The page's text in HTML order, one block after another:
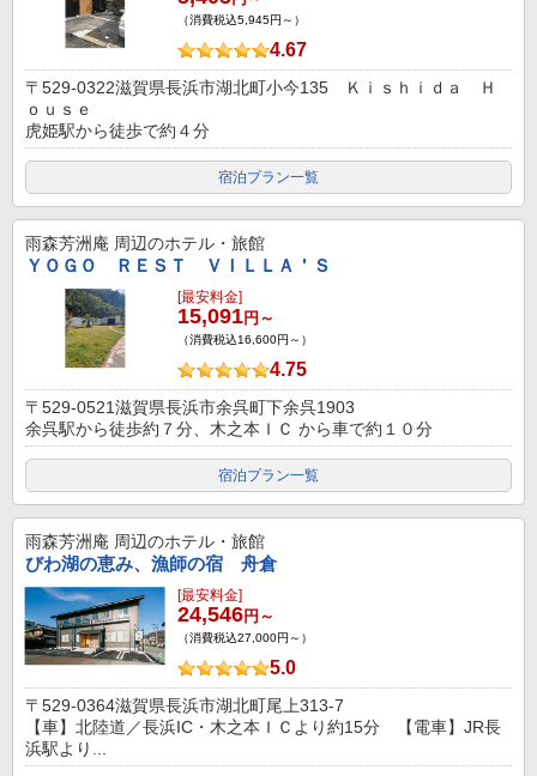
（消費税込5,945円～）
4.67
〒529-0322滋賀県長浜市湖北町小今135 Ｋｉｓｈｉｄａ Ｈ
ｏｕｓｅ
虎姫駅から徒歩で約４分
宿泊プラン一覧
雨森芳洲庵 周辺のホテル・旅館
ＹＯＧＯ ＲＥＳＴ ＶＩＬＬＡ＇Ｓ
[最安料金]
15,091円～
（消費税込16,600円～）
4.75
〒529-0521滋賀県長浜市余呉町下余呉1903
余呉駅から徒歩約７分、木之本ＩＣ から車で約１０分
宿泊プラン一覧
雨森芳洲庵 周辺のホテル・旅館
びわ湖の恵み、漁師の宿 舟倉
[最安料金]
24,546円～
（消費税込27,000円～）
5.0
〒529-0364滋賀県長浜市湖北町尾上313-7
【車】北陸道／長浜IC・木之本ＩＣより約15分 【電車】JR長
浜駅より...